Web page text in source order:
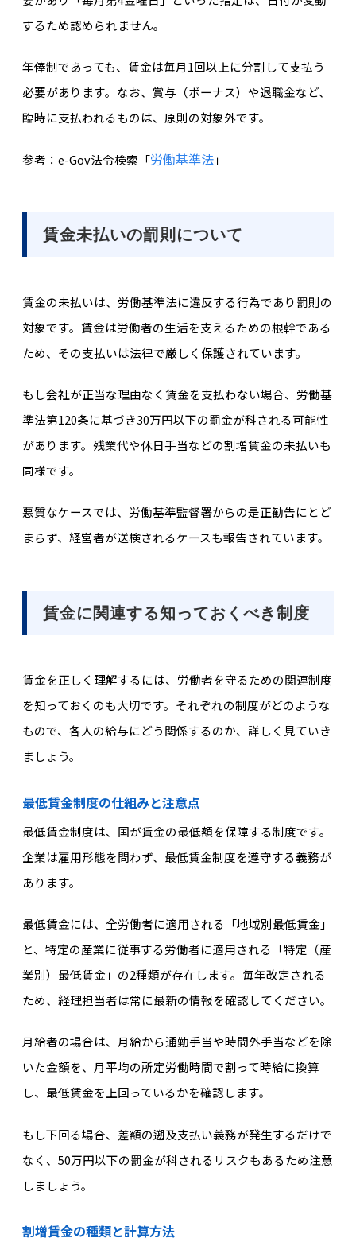
するため認められません。
年俸制であっても、賃金は毎月1回以上に分割して支払う
必要があります。なお、賞与（ボーナス）や退職金など、
臨時に支払われるものは、原則の対象外です。
参考：e-Gov法令検索「労働基準法」
賃金未払いの罰則について
賃金の未払いは、労働基準法に違反する行為であり罰則の
対象です。賃金は労働者の生活を支えるための根幹である
ため、その支払いは法律で厳しく保護されています。
もし会社が正当な理由なく賃金を支払わない場合、労働基
準法第120条に基づき30万円以下の罰金が科される可能性
があります。残業代や休日手当などの割増賃金の未払いも
同様です。
悪質なケースでは、労働基準監督署からの是正勧告にとど
まらず、経営者が送検されるケースも報告されています。
賃金に関連する知っておくべき制度
賃金を正しく理解するには、労働者を守るための関連制度
を知っておくのも大切です。それぞれの制度がどのような
もので、各人の給与にどう関係するのか、詳しく見ていき
ましょう。
最低賃金制度の仕組みと注意点
最低賃金制度は、国が賃金の最低額を保障する制度です。
企業は雇用形態を問わず、最低賃金制度を遵守する義務が
あります。
最低賃金には、全労働者に適用される「地域別最低賃金」
と、特定の産業に従事する労働者に適用される「特定（産
業別）最低賃金」の2種類が存在します。毎年改定される
ため、経理担当者は常に最新の情報を確認してください。
月給者の場合は、月給から通勤手当や時間外手当などを除
いた金額を、月平均の所定労働時間で割って時給に換算
し、最低賃金を上回っているかを確認します。
もし下回る場合、差額の遡及支払い義務が発生するだけで
なく、50万円以下の罰金が科されるリスクもあるため注意
しましょう。
割増賃金の種類と計算方法